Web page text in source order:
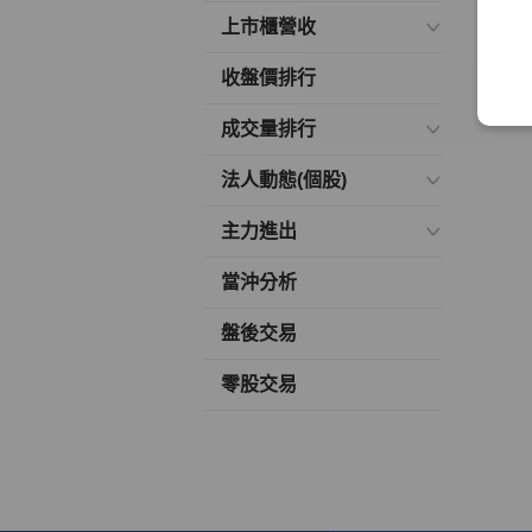
上市櫃營收
收盤價排行
成交量排行
法人動態(個股)
主力進出
當沖分析
盤後交易
零股交易